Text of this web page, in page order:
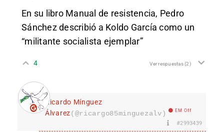
En su libro Manual de resistencia, Pedro
Sánchez describió a Koldo García como un
“militante socialista ejemplar”
4 Ver respuestas(2)
Ricardo Mínguez
Álvarez(@ricargo85minguezalv) EM Off
#2993439